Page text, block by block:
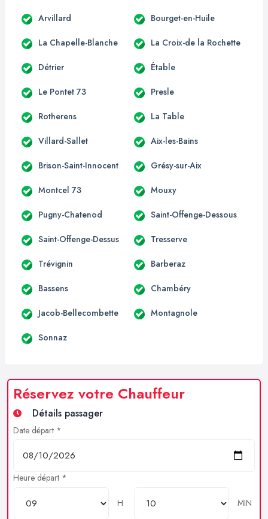
Arvillard Bourget-en-Huile
La Chapelle-Blanche La Croix-de la Rochette
Détrier Étable
Le Pontet 73 Presle
Rotherens La Table
Villard-Sallet Aix-les-Bains
Brison-Saint-Innocent Grésy-sur-Aix
Montcel 73 Mouxy
Pugny-Chatenod Saint-Offenge-Dessous
Saint-Offenge-Dessus Tresserve
Trévignin Barberaz
Bassens Chambéry
Jacob-Bellecombette Montagnole
Sonnaz
Réservez votre Chauffeur
Détails passager
Date départ *
Heure départ *
H
MIN